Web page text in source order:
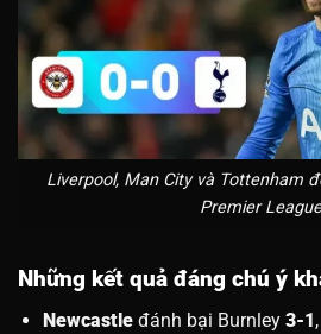
Liverpool, Man City và Tottenham
Premier
Những kết quả đáng chú ý
Newcastleđánh bại Burnley 3-1